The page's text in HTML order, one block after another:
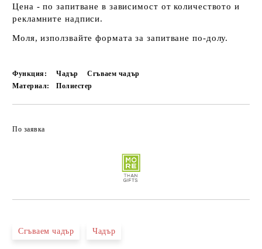
Цена - по запитване в зависимост от количеството и
рекламните надписи.
Моля, използвайте формата за запитване по-долу.
Функция: Чадър
Сгъваем чадър
Материал:
Полиестер
По заявка
Сгъваем чадър Чадър